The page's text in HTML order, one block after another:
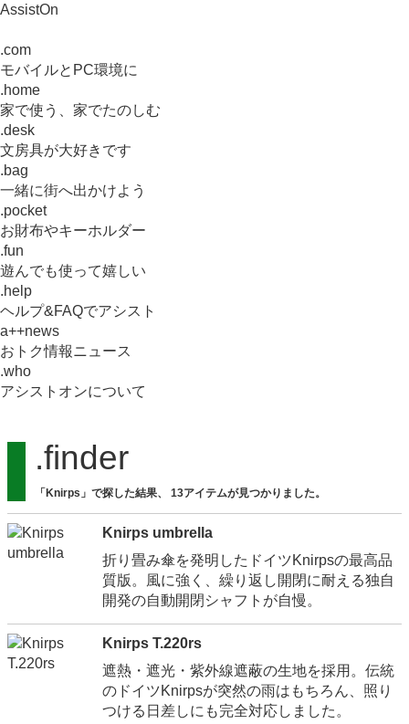
.finder
「Knirps」で探した結果、 13アイテムが見つかりました。
Knirps umbrella
折り畳み傘を発明したドイツKnirpsの最高品
質版。風に強く、繰り返し開閉に耐える独自
開発の自動開閉シャフトが自慢。
Knirps T.220rs
遮熱・遮光・紫外線遮蔽の生地を採用。伝統
のドイツKnirpsが突然の雨はもちろん、照り
つける日差しにも完全対応しました。
AssistOn
.com
モバイルとPC環境に
.home
家で使う、家でたのしむ
.desk
文房具が大好きです
.bag
一緒に街へ出かけよう
.pocket
お財布やキーホルダー
.fun
遊んでも使って嬉しい
.help
ヘルプ&FAQでアシスト
a++news
おトク情報ニュース
.who
アシストオンについて